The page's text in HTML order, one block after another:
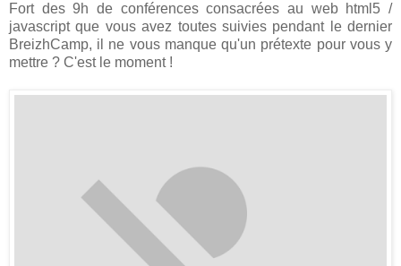
Fort des 9h de conférences consacrées au web html5 /
javascript que vous avez toutes suivies pendant le dernier
BreizhCamp, il ne vous manque qu'un prétexte pour vous y
mettre ? C'est le moment !